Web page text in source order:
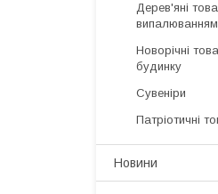
Дерев'яні
випалюванням
Новорічні
будинку
Сувеніри
Патріотичні
Новини